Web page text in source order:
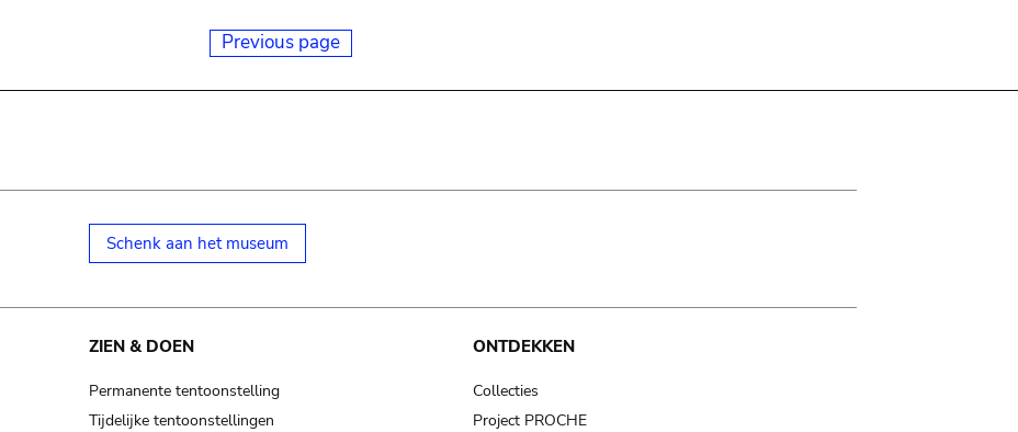
Previous page
Schenk aan het museum
ZIEN & DOEN
Permanente tentoonstelling
Tijdelijke tentoonstellingen
ONTDEKKEN
Collecties
Project PROCHE